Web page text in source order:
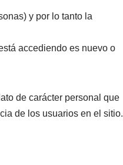
y por lo tanto la
accediendo es nuevo o
de carácter personal que
de los usuarios en el sitio.